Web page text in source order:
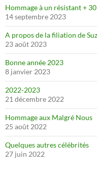
Hommage à un résistant +
14 septembre 2023
A propos de la filiation de
23 août 2023
Bonne année 2023
8 janvier 2023
2022-2023
21 décembre 2022
Hommage aux Malgré Nous
25 août 2022
Quelques autres célébrités
27 juin 2022